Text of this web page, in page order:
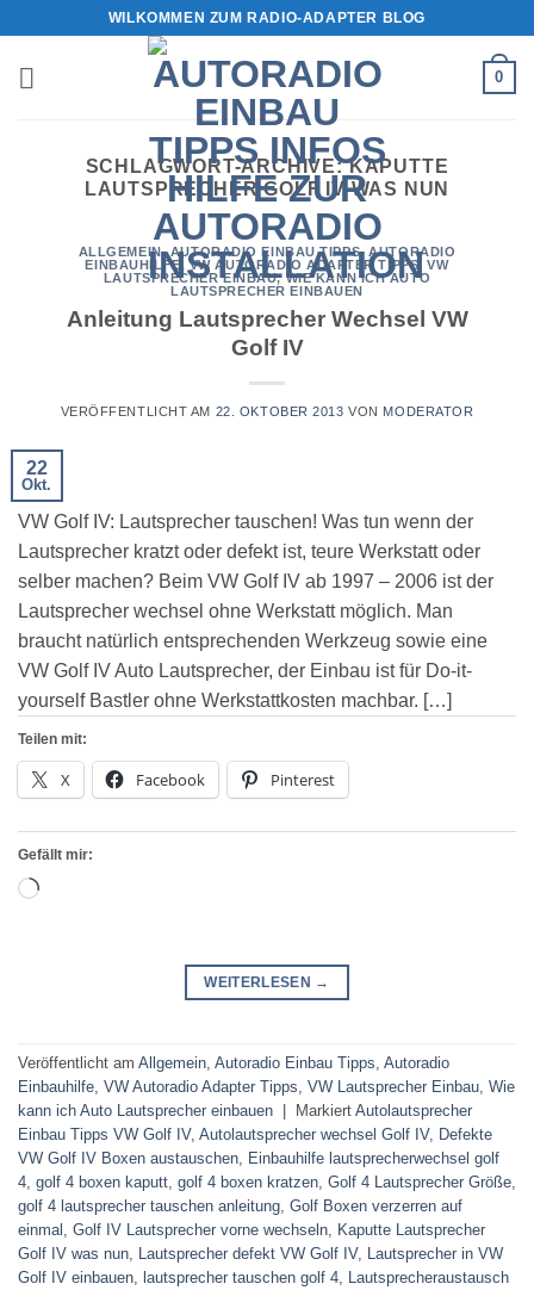
springen
WILKOMMEN ZUM RADIO-ADAPTER BLOG
0
SCHLAGWORT-ARCHIVE:KAPUTTE
LAUTSPRECHER GOLF IV WAS NUN
ALLGEMEIN,AUTORADIO EINBAU TIPPS,AUTORADIO
EINBAUHILFE ,VW AUTORADIO ADAPTER TIPPS ,VW
LAUTSPRECHER EINBAU, WIE KANN ICH AUTO
LAUTSPRECHER EINBAUEN
Anleitung Lautsprecher Wechsel VW
Golf IV
VERÖFFENTLICHT AM 22. OKTOBER 2013 VON MODERATOR
22
Okt.
VW Golf IV: Lautsprecher tauschen! Was tun wenn der
Lautsprecher kratzt oder defekt ist, teure Werkstatt oder
selber machen? Beim VW Golf IV ab 1997 – 2006 ist der
Lautsprecher wechsel ohne Werkstatt möglich. Man
braucht natürlich entsprechenden Werkzeug sowie eine
VW Golf IV Auto Lautsprecher, der Einbau ist für Do-it-
yourself Bastler ohne Werkstattkosten machbar. […]
Teilen mit:
X Facebook Pinterest
Gefällt mir:
Wird
WEITERLESEN →
Veröffentlicht am Allgemein Autoradio Einbau Tipps Autoradio
Einbauhilfe VW Autoradio Adapter Tipps VW Lautsprecher Einbau Wie
kann ich Auto Lautsprecher einbauen
Markiert Autolautsprecher
Einbau Tipps VW Golf IV, Autolautsprecher wechsel Golf IV, Defekte
VW Golf IV Boxen austauschen
Einbauhilfe lautsprecherwechsel golf
4 golf 4 boxen kaputt golf 4 boxen kratzen Golf 4 Lautsprecher Größe
golf 4 lautsprecher tauschen anleitung Golf Boxen verzerren auf
einmal
Golf IV Lautsprecher vorne wechseln
Kaputte Lautsprecher
Golf IV was nun
Lautsprecher defekt VW Golf IV,
Lautsprecher in VW
Golf IV einbauen
lautsprecher tauschen golf 4
Lautsprecheraustausch